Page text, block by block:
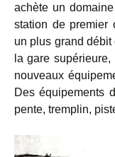
achète un
station de premier
un plus grand
la gare
nouveaux
Des équipements
pente, tremplin,